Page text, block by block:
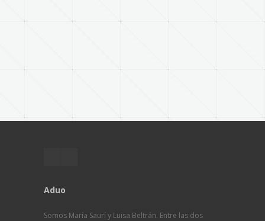
Aduo
Somos María Saurí y Luisa Beltrán. Entre las dos